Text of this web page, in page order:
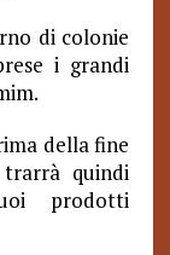
di colonie
i grandi
della fine
trarrà quindi
prodotti